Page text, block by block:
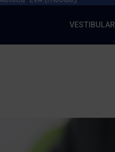
VESTIBULAR